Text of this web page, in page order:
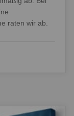
raten wir ab.